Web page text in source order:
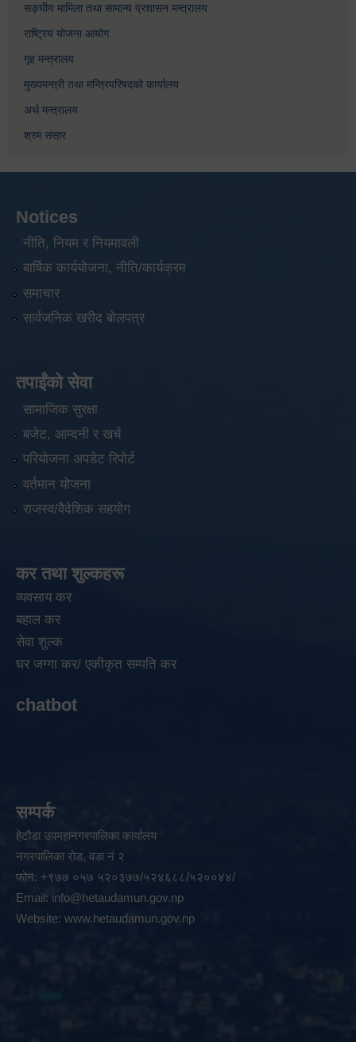
सङ्घीय मामिला तथा सामान्य प्रशासन मन्त्रालय
राष्ट्रिय योजना आयोग
गृह मन्त्रालय
मुख्यमन्त्री तथा मन्त्रिपरिषदको कार्यालय
अर्थ मन्त्रालय
श्रम संसार
Notices
नीति, नियम र नियमावली
बार्षिक कार्ययोजना, नीति/कार्यक्रम
समाचार
सार्वजनिक खरीद बोलपत्र
तपाईंको सेवा
सामाजिक सुरक्षा
बजेट, आम्दनी र खर्च
परियोजना अपडेट रिपोर्ट
वर्तमान योजना
राजस्व/वैदेशिक सहयोग
कर तथा शुल्कहरू
व्यवसाय कर
बहाल कर
सेवा शुल्क
घर जग्गा कर/ एकीकृत सम्पति कर
chatbot
सम्पर्क
हेटौडा उपमहानगरपालिका कार्यालय
नगरपालिका रोड, वडा नं २
फोन: +९७७ ०५७ ५२०३७७/५२४६८८/५२००४४/
Email: info@hetaudamun.gov.np
Website: www.hetaudamun.gov.np